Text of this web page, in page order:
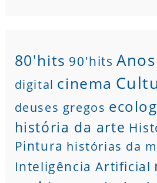
80'hits 90'hits
digital cinema
deuses gregos
história da arte
Pintura histórias da
Inteligência Artificial